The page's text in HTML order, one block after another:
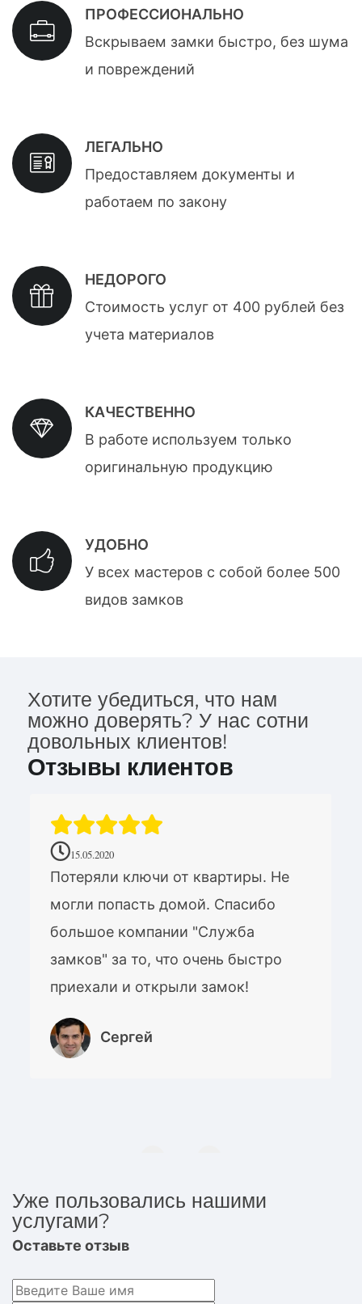
ПРОФЕССИОНАЛЬНО
Вскрываем замки быстро, без шума
и повреждений
ЛЕГАЛЬНО
Предоставляем документы и
работаем по закону
НЕДОРОГО
Стоимость услуг от 400 рублей без
учета материалов
КАЧЕСТВЕННО
В работе используем только
оригинальную продукцию
УДОБНО
У всех мастеров с собой более 500
видов замков
Хотите убедиться, что нам
можно доверять? У нас сотни
довольных клиентов!
Отзывы клиентов
15.05.2020
Потеряли ключи от квартиры. Не
могли попасть домой. Спасибо
большое компании "Служба
замков" за то, что очень быстро
приехали и открыли замок!
Сергей
Уже пользовались нашими
услугами?
Оставьте отзыв